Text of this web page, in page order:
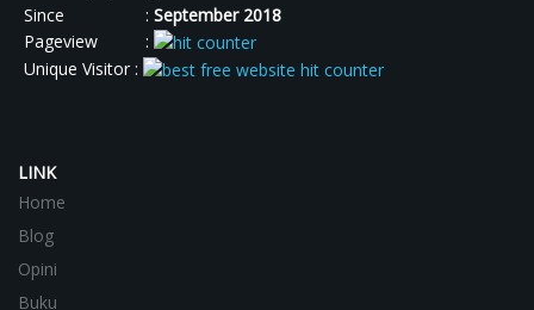
Since : September 2018
Pageview :
Unique Visitor :
LINK
Home
Blog
Opini
Buku